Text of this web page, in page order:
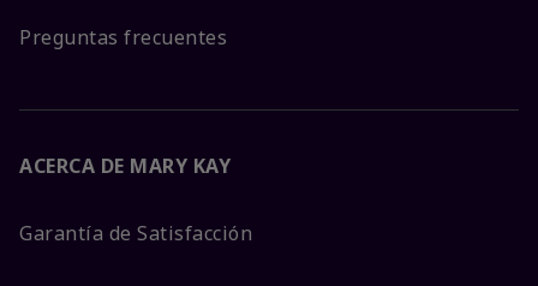
Preguntas frecuentes
ACERCA DE MARY KAY
Garantía de Satisfacción